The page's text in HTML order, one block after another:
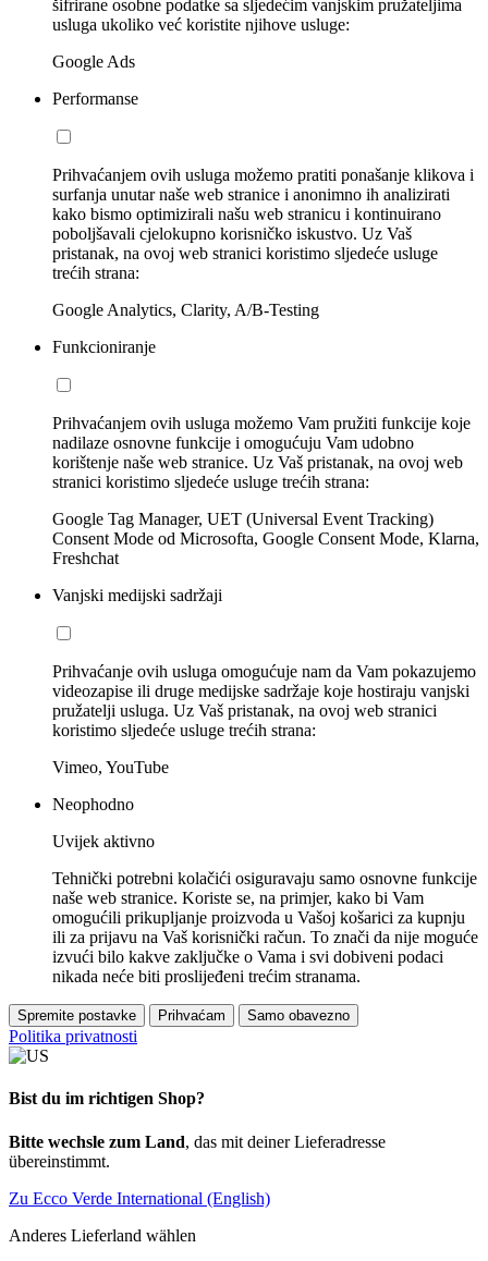
šifrirane osobne podatke sa sljedećim vanjskim pružateljima
usluga ukoliko već koristite njihove usluge:
Google Ads
Performanse
Prihvaćanjem ovih usluga možemo pratiti ponašanje klikova i
surfanja unutar naše web stranice i anonimno ih analizirati
kako bismo optimizirali našu web stranicu i kontinuirano
poboljšavali cjelokupno korisničko iskustvo. Uz Vaš
pristanak, na ovoj web stranici koristimo sljedeće usluge
trećih strana:
Google Analytics, Clarity, A/B-Testing
Funkcioniranje
Prihvaćanjem ovih usluga možemo Vam pružiti funkcije koje
nadilaze osnovne funkcije i omogućuju Vam udobno
korištenje naše web stranice. Uz Vaš pristanak, na ovoj web
stranici koristimo sljedeće usluge trećih strana:
Google Tag Manager, UET (Universal Event Tracking)
Consent Mode od Microsofta, Google Consent Mode, Klarna,
Freshchat
Vanjski medijski sadržaji
Prihvaćanje ovih usluga omogućuje nam da Vam pokazujemo
videozapise ili druge medijske sadržaje koje hostiraju vanjski
pružatelji usluga. Uz Vaš pristanak, na ovoj web stranici
koristimo sljedeće usluge trećih strana:
Vimeo, YouTube
Neophodno
Uvijek aktivno
Tehnički potrebni kolačići osiguravaju samo osnovne funkcije
naše web stranice. Koriste se, na primjer, kako bi Vam
omogućili prikupljanje proizvoda u Vašoj košarici za kupnju
ili za prijavu na Vaš korisnički račun. To znači da nije moguće
izvući bilo kakve zaključke o Vama i svi dobiveni podaci
nikada neće biti proslijeđeni trećim stranama.
Spremite postavke Prihvaćam Samo obavezno
Politika privatnosti
Bist du im richtigen Shop?
Bitte wechsle zum Land, das mit deiner Lieferadresse
übereinstimmt.
Zu Ecco Verde International (English)
Anderes Lieferland wählen